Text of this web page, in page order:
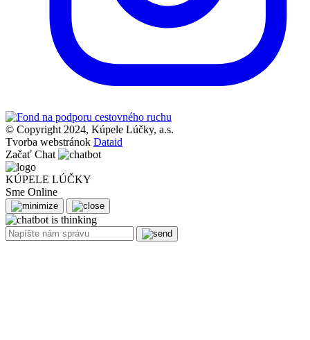
© Copyright 2024, Kúpele Lúčky, a.s.
Tvorba webstránok Dataid
Začať Chat
KÚPELE LÚČKY
Sme Online